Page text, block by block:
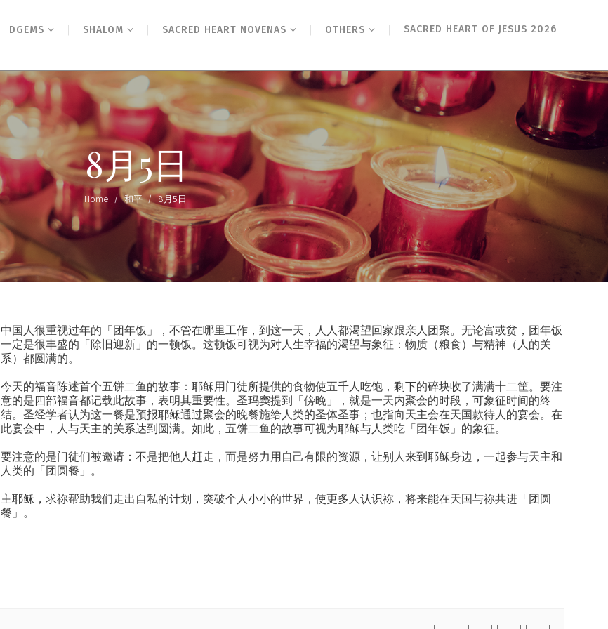
DGEMS SHALOM SACRED HEART NOVENAS OTHERS SACRED HEART OF JESUS 2026
8月5日
Home /和平 /8月5日
中国人很重视过年的「团年饭」，不管在哪里工作，到这一天，人人都渴望回家跟亲人团聚。无论富或贫，团年饭
一定是很丰盛的「除旧迎新」的一顿饭。这顿饭可视为对人生幸福的渴望与象征：物质（粮食）与精神（人的关
系）都圆满的。
今天的福音陈述首个五饼二鱼的故事：耶稣用门徒所提供的食物使五千人吃饱，剩下的碎块收了满满十二筐。要注
意的是四部福音都记载此故事，表明其重要性。圣玛窦提到「傍晚」，就是一天内聚会的时段，可象征时间的终
结。圣经学者认为这一餐是预报耶稣通过聚会的晚餐施给人类的圣体圣事；也指向天主会在天国款待人的宴会。在
此宴会中，人与天主的关系达到圆满。如此，五饼二鱼的故事可视为耶稣与人类吃「团年饭」的象征。
要注意的是门徒们被邀请：不是把他人赶走，而是努力用自己有限的资源，让别人来到耶稣身边，一起参与天主和
人类的「团圆餐」。
主耶稣，求祢帮助我们走出自私的计划，突破个人小小的世界，使更多人认识祢，将来能在天国与祢共进「团圆
餐」。